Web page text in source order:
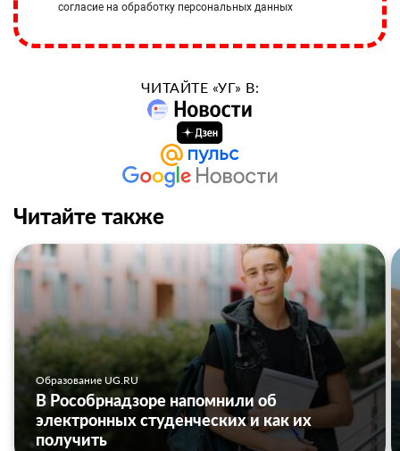
согласие на обработку персональных данных
ЧИТАЙТЕ «УГ» В:
Читайте также
Образование UG.RU
В Рособрнадзоре напомнили об
электронных студенческих и как их
получить